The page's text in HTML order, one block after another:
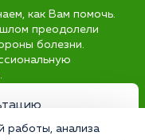
как Вам помочь.
преодолели
болезни.
работы, анализа